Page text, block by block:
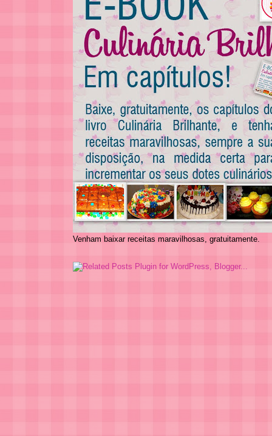
Venham baixar receitas maravilhosas, gratuitamente.